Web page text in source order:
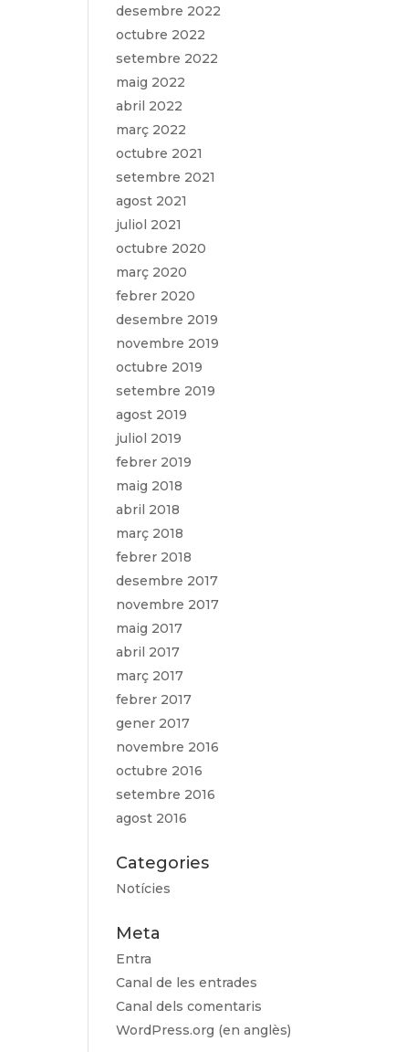
desembre 2022
octubre 2022
setembre 2022
maig 2022
abril 2022
març 2022
octubre 2021
setembre 2021
agost 2021
juliol 2021
octubre 2020
març 2020
febrer 2020
desembre 2019
novembre 2019
octubre 2019
setembre 2019
agost 2019
juliol 2019
febrer 2019
maig 2018
abril 2018
març 2018
febrer 2018
desembre 2017
novembre 2017
maig 2017
abril 2017
març 2017
febrer 2017
gener 2017
novembre 2016
octubre 2016
setembre 2016
agost 2016
Categories
Notícies
Meta
Entra
Canal de les entrades
Canal dels comentaris
WordPress.org (en anglès)